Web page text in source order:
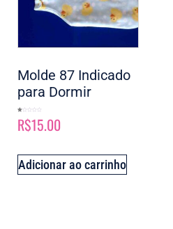
Molde 87 Indicado
para Dormir
1.00
de
R$15.00
Adicionar ao carrinho